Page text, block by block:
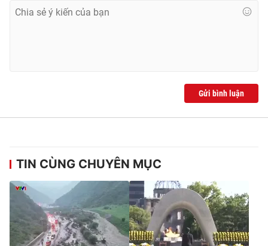
Gửi bình luận
TIN CÙNG CHUYÊN MỤC